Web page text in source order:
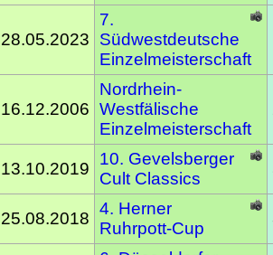
28.05.2023
7.
Südwestdeutsche
Einzelmeisterschaft
16.12.2006
Nordrhein-
Westfälische
Einzelmeisterschaft
13.10.2019
10. Gevelsberger
Cult Classics
25.08.2018
4. Herner
Ruhrpott-Cup